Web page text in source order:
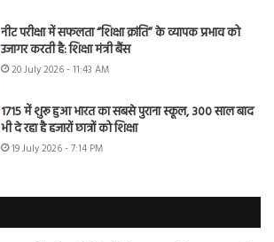
नीट परीक्षा में सफलता “शिक्षा क्रांति” के व्यापक प्रभाव को
उजागर करती है: शिक्षा मंत्री बैंस
20 July 2026 - 11:43 AM
1715 में शुरू हुआ भारत का सबसे पुराना स्कूल, 300 साल बाद
भी दे रहा है हजारों छात्रों को शिक्षा
19 July 2026 - 7:14 PM